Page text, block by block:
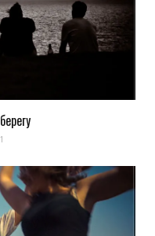
в этом браузере для
по email.